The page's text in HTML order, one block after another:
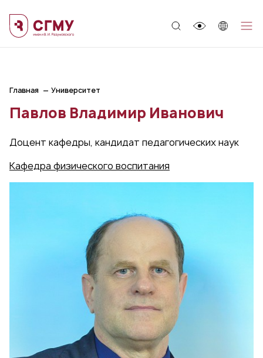
Главная Университет
Павлов Владимир Иванович
Доцент кафедры, кандидат педагогических наук
Кафедра физического воспитания